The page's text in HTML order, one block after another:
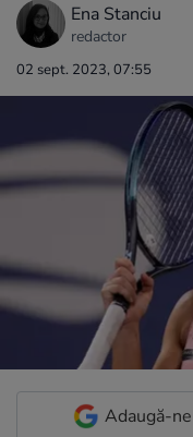
Ena Stanciu
redactor
02 sept. 2023, 07:55
Adaugă-